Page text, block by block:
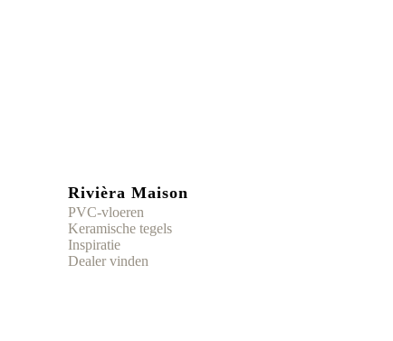
Rivièra Maison
PVC-vloeren
Keramische tegels
Inspiratie
Dealer vinden